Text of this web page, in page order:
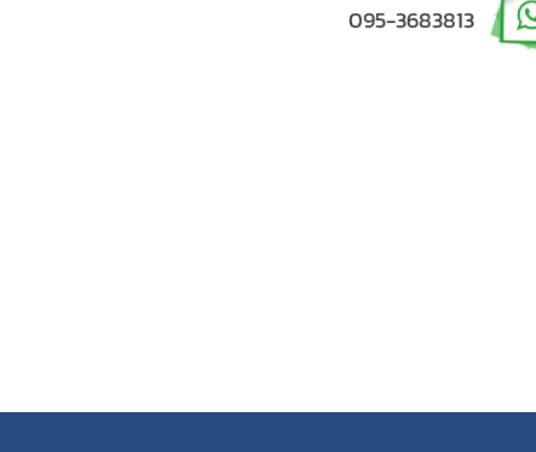
095-3683813